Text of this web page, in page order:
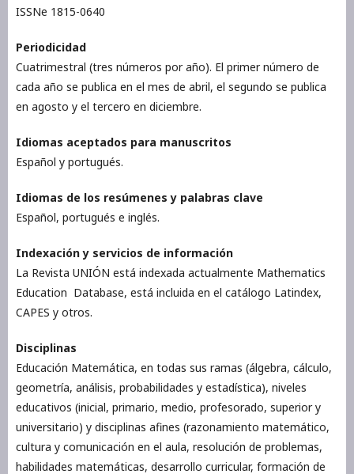
ISSNe 1815-0640
Periodicidad
Cuatrimestral (tres números por año). El primer número de
cada año se publica en el mes de abril, el segundo se publica
en agosto y el tercero en diciembre.
Idiomas aceptados para manuscritos
Español y portugués.
Idiomas de los resúmenes y palabras clave
Español, portugués e inglés.
Indexación y servicios de información
La Revista UNIÓN está indexada actualmente Mathematics
Education Database, está incluida en el catálogo Latindex,
CAPES y otros.
Disciplinas
Educación Matemática, en todas sus ramas (álgebra, cálculo,
geometría, análisis, probabilidades y estadística), niveles
educativos (inicial, primario, medio, profesorado, superior y
universitario) y disciplinas afines (razonamiento matemático,
cultura y comunicación en el aula, resolución de problemas,
habilidades matemáticas, desarrollo curricular, formación de